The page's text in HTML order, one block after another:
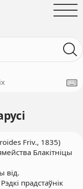
Friv., 1835)
Блакітніцы
від.
прадстаўнік